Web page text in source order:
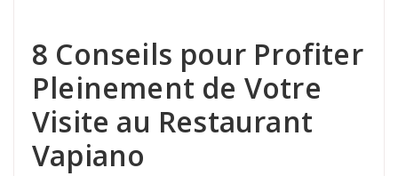
8 Conseils pour Profiter
Pleinement de Votre
Visite au Restaurant
Vapiano